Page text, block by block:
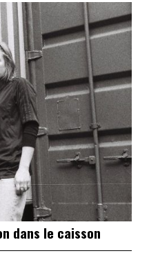
dans le caisson